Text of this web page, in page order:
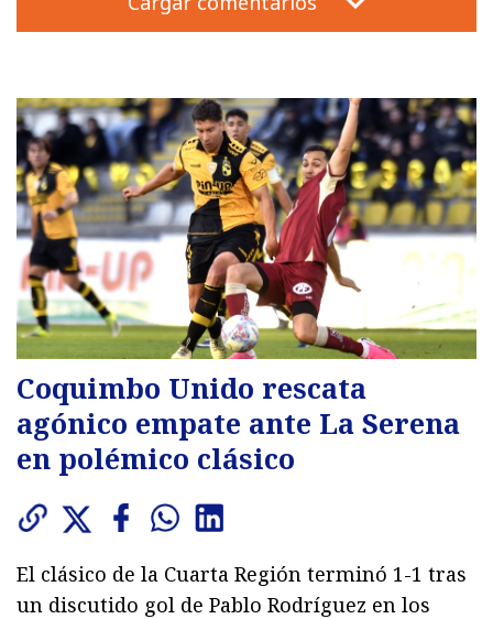
Coquimbo Unido rescata
agónico empate ante La Serena
en polémico clásico
El clásico de la Cuarta Región terminó 1-1 tras
un discutido gol de Pablo Rodríguez en los